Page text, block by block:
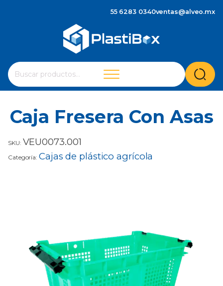
55 6283 0340ventas@alveo.mx
Buscar
por:
Cuando hay resultados autocompletados, puedes
Caja Fresera Con Asas
SKU: VEU0073.001
Categoría: Cajas de plástico agrícola